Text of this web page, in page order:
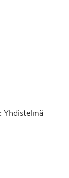
: Yhdistelmä